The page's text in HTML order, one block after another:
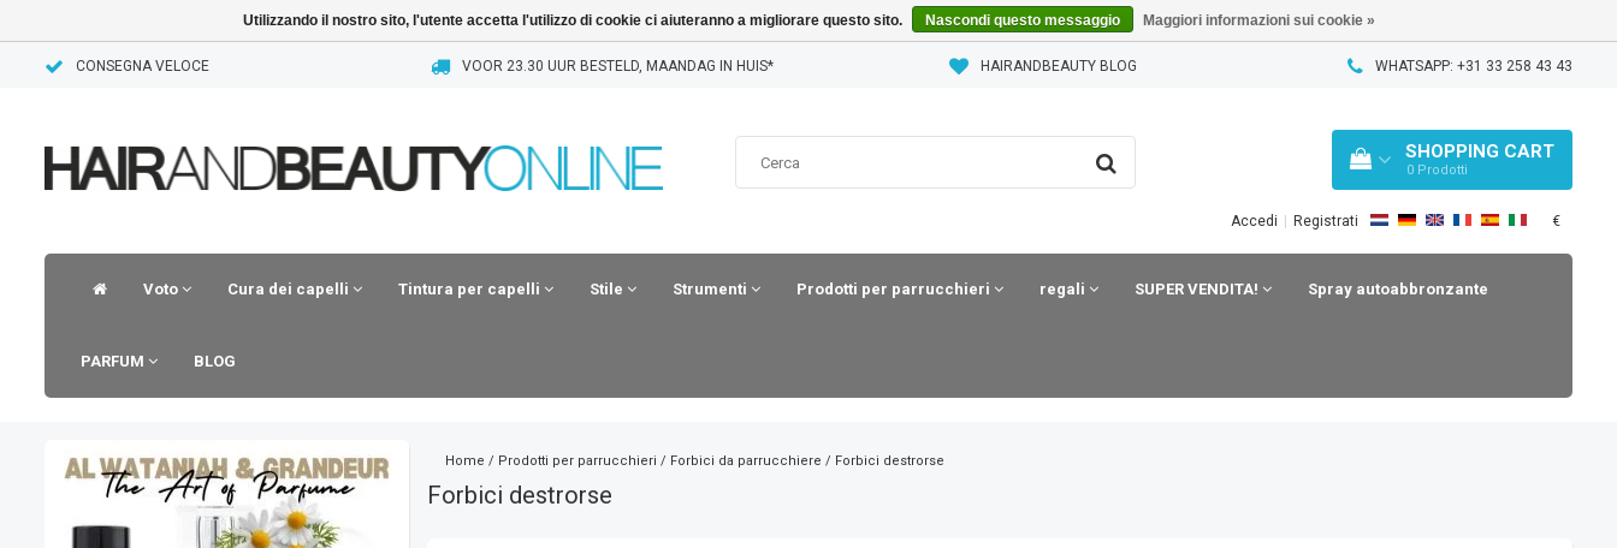
CONSEGNA VELOCE VOOR 23.30 UUR BESTELD, MAANDAG IN HUIS* HAIRANDBEAUTY BLOG WHATSAPP: +31 33 258 43 43
SHOPPING CART
0 Prodotti
Accedi Registrati €
Voto Cura dei capelli Tintura per capelli Stile Strumenti Prodotti per parrucchieri regali SUPER VENDITA! Spray autoabbronzante
PARFUM BLOG
Home / Prodotti per parrucchieri / Forbici da parrucchiere / Forbici destrorse
Forbici destrorse
Utilizzando il nostro sito, l'utente accetta l'utilizzo di cookie ci aiuteranno a migliorare questo sito. Nascondi questo messaggio Maggiori informazioni sui cookie »